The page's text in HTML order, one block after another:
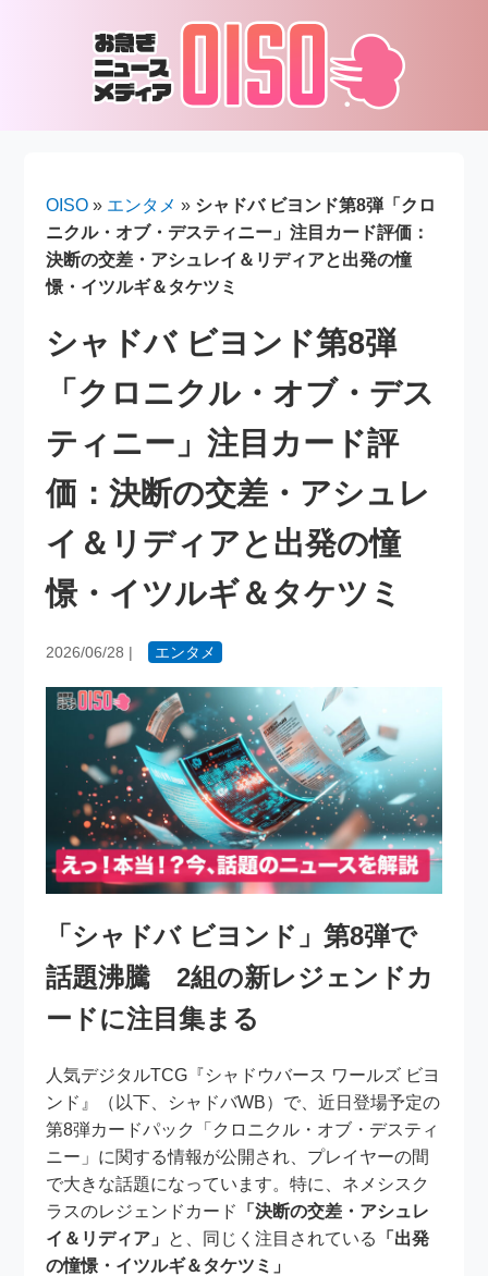
OISO » エンタメ » シャドバ ビヨンド第8弾「クロ
ニクル・オブ・デスティニー」注目カード評価：
決断の交差・アシュレイ＆リディアと出発の憧
憬・イツルギ＆タケツミ
シャドバ ビヨンド第8弾
「クロニクル・オブ・デス
ティニー」注目カード評
価：決断の交差・アシュレ
イ＆リディアと出発の憧
憬・イツルギ＆タケツミ
2026/06/28 | エンタメ
「シャドバ ビヨンド」第8弾で
話題沸騰 2組の新レジェンドカ
ードに注目集まる
人気デジタルTCG『シャドウバース ワールズ ビヨ
ンド』（以下、シャドバWB）で、近日登場予定の
第8弾カードパック「クロニクル・オブ・デスティ
ニー」に関する情報が公開され、プレイヤーの間
で大きな話題になっています。特に、ネメシスク
ラスのレジェンドカード
「決断の交差・アシュレ
イ＆リディア」 と、同じく注目されている
「出発
の憧憬・イツルギ＆タケツミ」